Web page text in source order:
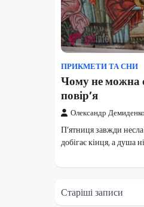
ПРИКМЕТИ ТА СНИ
Чому не можна
повір’я
Олександр Демиденко
П’ятниця завжди
добігає кінця, а душа
Навігація
Старіші записи